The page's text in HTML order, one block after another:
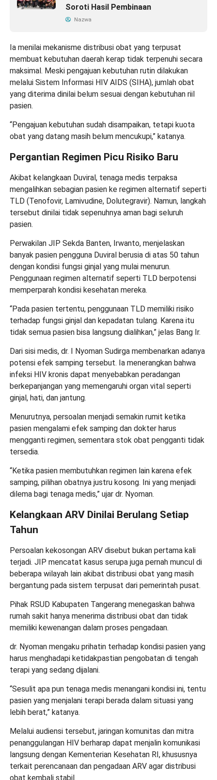
Soroti Hasil Pembinaan
Nazwa
Ia menilai mekanisme distribusi obat yang terpusat
membuat kebutuhan daerah kerap tidak terpenuhi secara
maksimal. Meski pengajuan kebutuhan rutin dilakukan
melalui Sistem Informasi HIV AIDS (SIHA), jumlah obat
yang diterima dinilai belum sesuai dengan kebutuhan riil
pasien.
“Pengajuan kebutuhan sudah disampaikan, tetapi kuota
obat yang datang masih belum mencukupi,” katanya.
Pergantian Regimen Picu Risiko Baru
Akibat kelangkaan Duviral, tenaga medis terpaksa
mengalihkan sebagian pasien ke regimen alternatif seperti
TLD (Tenofovir, Lamivudine, Dolutegravir). Namun, langkah
tersebut dinilai tidak sepenuhnya aman bagi seluruh
pasien.
Perwakilan JIP Sekda Banten, Irwanto, menjelaskan
banyak pasien pengguna Duviral berusia di atas 50 tahun
dengan kondisi fungsi ginjal yang mulai menurun.
Penggunaan regimen alternatif seperti TLD berpotensi
memperparah kondisi kesehatan mereka.
“Pada pasien tertentu, penggunaan TLD memiliki risiko
terhadap fungsi ginjal dan kepadatan tulang. Karena itu
tidak semua pasien bisa langsung dialihkan,” jelas Bang Ir.
Dari sisi medis, dr. I Nyoman Sudirga membenarkan adanya
potensi efek samping tersebut. Ia menerangkan bahwa
infeksi HIV kronis dapat menyebabkan peradangan
berkepanjangan yang memengaruhi organ vital seperti
ginjal, hati, dan jantung.
Menurutnya, persoalan menjadi semakin rumit ketika
pasien mengalami efek samping dan dokter harus
mengganti regimen, sementara stok obat pengganti tidak
tersedia.
“Ketika pasien membutuhkan regimen lain karena efek
samping, pilihan obatnya justru kosong. Ini yang menjadi
dilema bagi tenaga medis,” ujar dr. Nyoman.
Kelangkaan ARV Dinilai Berulang Setiap
Tahun
Persoalan kekosongan ARV disebut bukan pertama kali
terjadi. JIP mencatat kasus serupa juga pernah muncul di
beberapa wilayah lain akibat distribusi obat yang masih
bergantung pada sistem terpusat dari pemerintah pusat.
Pihak RSUD Kabupaten Tangerang menegaskan bahwa
rumah sakit hanya menerima distribusi obat dan tidak
memiliki kewenangan dalam proses pengadaan.
dr. Nyoman mengaku prihatin terhadap kondisi pasien yang
harus menghadapi ketidakpastian pengobatan di tengah
terapi yang sedang dijalani.
“Sesulit apa pun tenaga medis menangani kondisi ini, tentu
pasien yang menjalani terapi berada dalam situasi yang
lebih berat,” katanya.
Melalui audiensi tersebut, jaringan komunitas dan mitra
penanggulangan HIV berharap dapat menjalin komunikasi
langsung dengan Kementerian Kesehatan RI, khususnya
terkait perencanaan dan pengadaan ARV agar distribusi
obat kembali stabil.